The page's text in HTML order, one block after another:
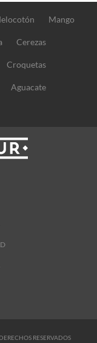
Mango
Cerezas
Croquetas
Aguacate
RESERVADOS